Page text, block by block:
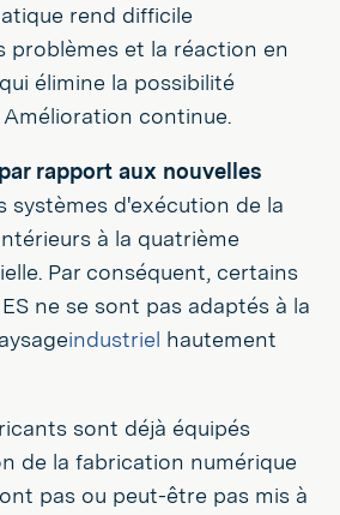
rend difficile
problèmes et la réaction en
élimine la possibilité
continue.
rapport aux nouvelles
systèmes d'exécution de la
à la quatrième
Par conséquent, certains
ne se sont pas adaptés à la
industriel hautement
sont déjà équipés
de la fabrication numérique
pas ou peut-être pas mis à